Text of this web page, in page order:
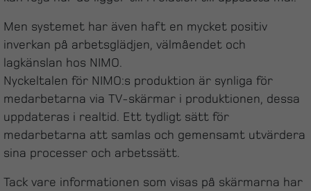
Men systemet har även haft en mycket positiv
inverkan på arbetsglädjen, välmåendet och
lagkänslan hos NIMO.
Nyckeltalen för NIMO:s produktion är synliga för
medarbetarna via TV-skärmar i produktionen, dessa
uppdateras i realtid. Ett tydligt sätt för
medarbetarna att samlas och gemensamt utvärdera
sina processer och arbetssätt.
Tack vare informationen som visas på skärmarna har